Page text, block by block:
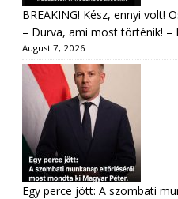
BREAKING! Kész, ennyi volt!
– Durva, ami most történik! –
August 7, 2026
Egy perce jött: A szombati